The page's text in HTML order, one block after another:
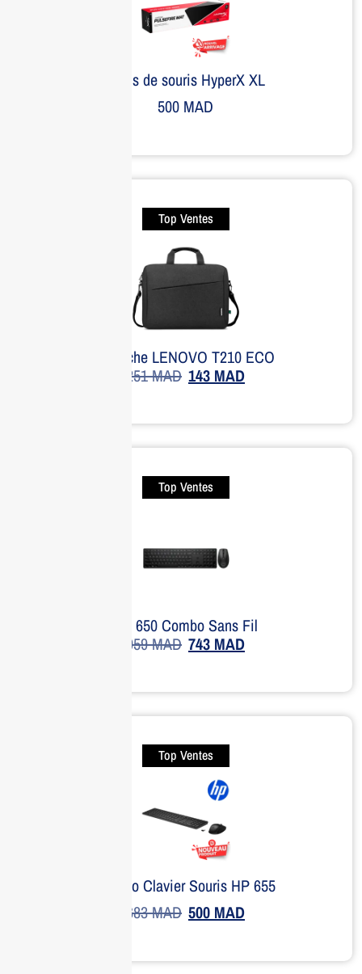
Tapis de souris HyperX XL
500 MAD
Top Ventes
Sacoche LENOVO T210 ECO
251MAD 143 MAD
Top Ventes
HP 650 Combo Sans Fil
959MAD 743 MAD
Top Ventes
Combo Clavier Souris HP 655
683MAD 500 MAD